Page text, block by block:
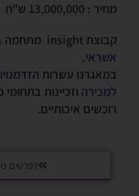
מחיר : 13,000,000 ש"ח
קבוצת insight מתחמה
אשראי.
במאגרנו עשרות
למכירה וזכיינות
רוכשים איכותיים.
לפרטים